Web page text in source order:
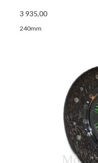
3 935,00
240mm